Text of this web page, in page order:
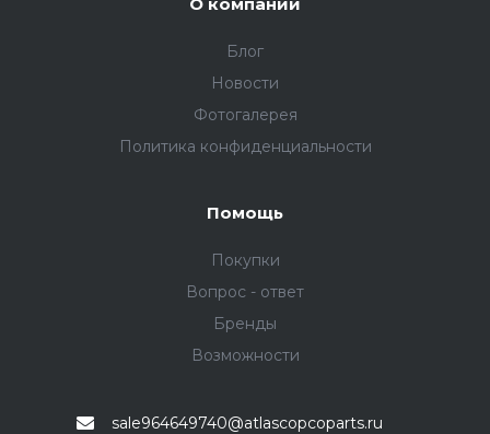
Блог
Новости
Фотогалерея
Политика конфиденциальности
Помощь
Покупки
Вопрос - ответ
Бренды
Возможности
sale964649740@atlascopcoparts.ru